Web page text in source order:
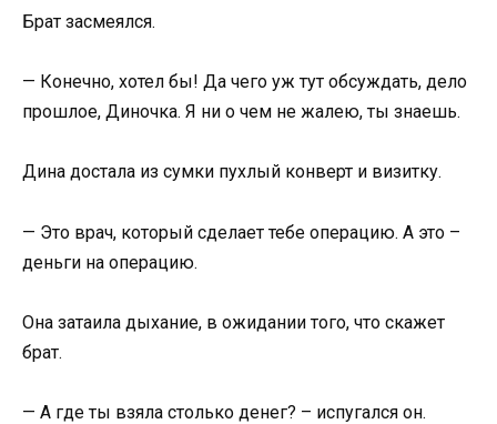
Брат засмеялся.
— Конечно, хотел бы! Да чего уж тут обсуждать, дело
прошлое, Диночка. Я ни о чем не жалею, ты знаешь.
Дина достала из сумки пухлый конверт и визитку.
— Это врач, который сделает тебе операцию. А это –
деньги на операцию.
Она затаила дыхание, в ожидании того, что скажет
брат.
— А где ты взяла столько денег? – испугался он.